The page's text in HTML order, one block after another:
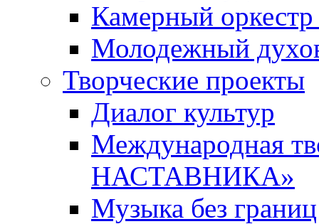
Камерный оркестр
Молодежный
Творческие проекты
Диалог культур
Международная
НАСТАВНИКА»
Музыка без границ